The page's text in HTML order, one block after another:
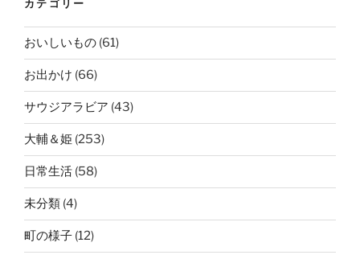
カテゴリー
おいしいもの (61)
お出かけ (66)
サウジアラビア (43)
大輔＆姫 (253)
日常生活 (58)
未分類 (4)
町の様子 (12)